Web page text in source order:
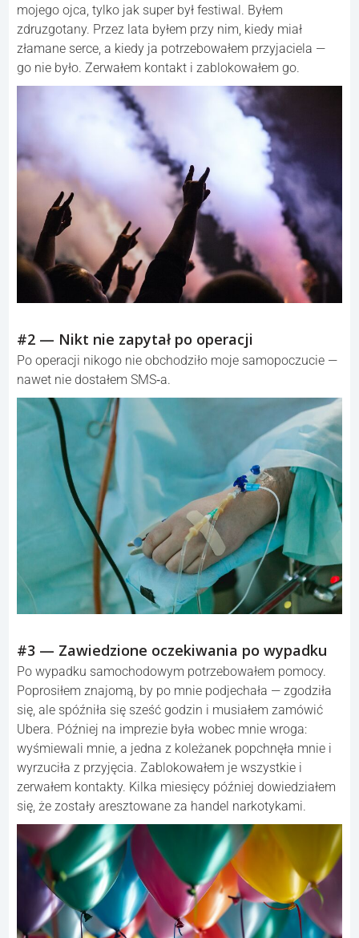
mojego ojca, tylko jak super był festiwal. Byłem
zdruzgotany. Przez lata byłem przy nim, kiedy miał
złamane serce, a kiedy ja potrzebowałem przyjaciela —
go nie było. Zerwałem kontakt i zablokowałem go.
#2 — Nikt nie zapytał po operacji
Po operacji nikogo nie obchodziło moje samopoczucie —
nawet nie dostałem SMS‑a.
#3 — Zawiedzione oczekiwania po wypadku
Po wypadku samochodowym potrzebowałem pomocy.
Poprosiłem znajomą, by po mnie podjechała — zgodziła
się, ale spóźniła się sześć godzin i musiałem zamówić
Ubera. Później na imprezie była wobec mnie wroga:
wyśmiewali mnie, a jedna z koleżanek popchnęła mnie i
wyrzuciła z przyjęcia. Zablokowałem je wszystkie i
zerwałem kontakty. Kilka miesięcy później dowiedziałem
się, że zostały aresztowane za handel narkotykami.